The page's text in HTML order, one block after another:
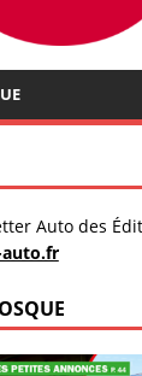
Auto des
auto.fr